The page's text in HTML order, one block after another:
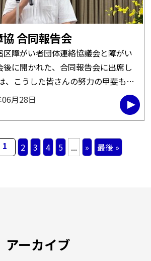
合同報告会
障がい者団体連絡協議会と障がい
に開かれた、合同報告会に出席し
、こうした皆さんの努力の甲斐もあ
べて障がい者の支援施策が充実し
月28日
1 2 3 4 5 ... » 最後 »
アーカイブ